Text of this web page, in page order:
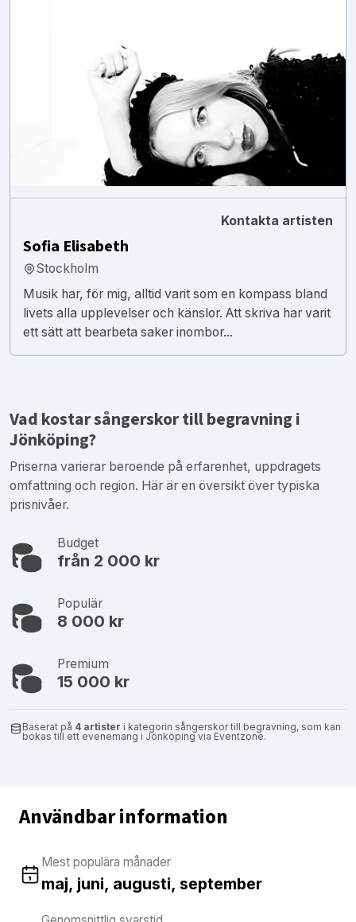
Kontakta artisten
Sofia Elisabeth
Stockholm
Musik har, för mig, alltid varit som en kompass bland
livets alla upplevelser och känslor. Att skriva har varit
ett sätt att bearbeta saker inombor...
Vad kostar sångerskor till begravning i
Jönköping?
Priserna varierar beroende på erfarenhet, uppdragets
omfattning och region. Här är en översikt över typiska
prisnivåer.
Budget
från 2 000 kr
Populär
8 000 kr
Premium
15 000 kr
Baserat på 4 artister i kategorin sångerskor till begravning, som kan
bokas till ett evenemang i Jönköping via Eventzone.
Användbar information
Mest populära månader
maj, juni, augusti, september